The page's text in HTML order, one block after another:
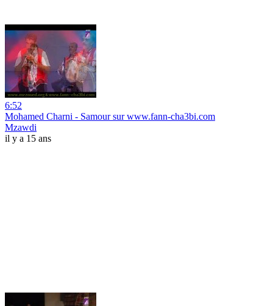
6:52
Mohamed Charni - Samour sur www.fann-cha3bi.com
Mzawdi
il y a 15 ans